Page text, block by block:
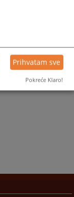
Prihvatam sve
Pokreće Klaro!